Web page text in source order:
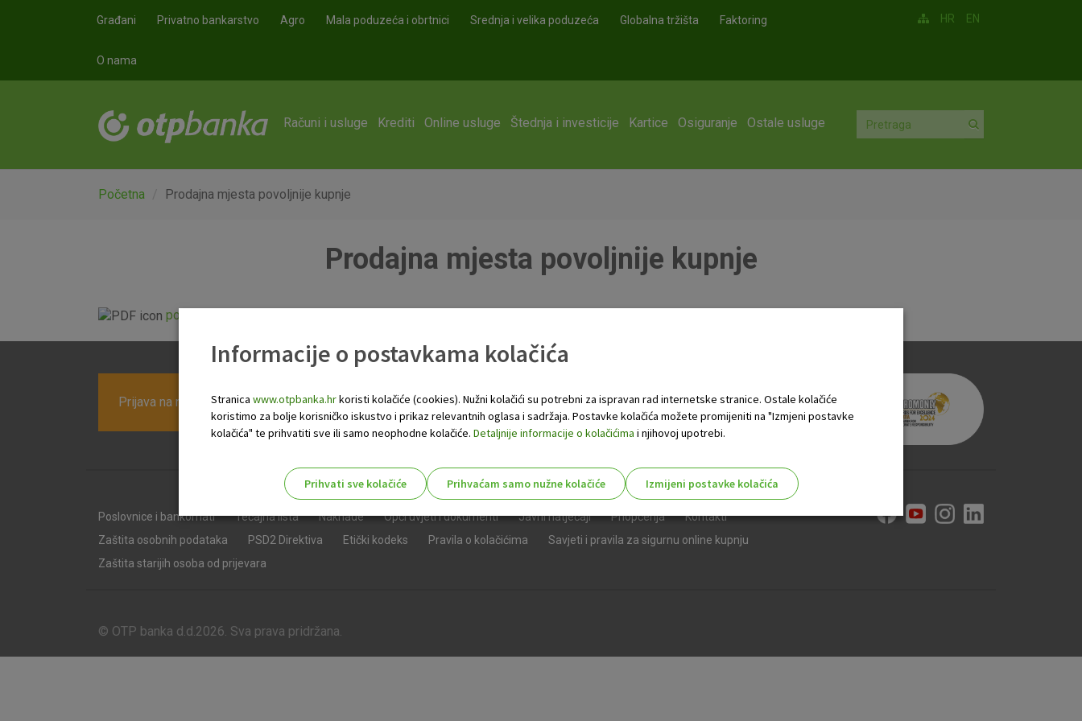
Građani Privatno bankarstvo Agro Mala poduzeća i obrtnici Srednja i velika poduzeća Globalna tržišta Faktoring
O nama
HR EN
Računi i usluge Krediti Online usluge Štednja i investicije Kartice Osiguranje Ostale usluge
Početna Prodajna mjesta povoljnije kupnje
Prodajna mjesta povoljnije kupnje
popis.pdf
Prijava na newsletter OTP banke
Poslovnice i bankomati Tečajna lista Naknade Opći uvjeti i dokumenti Javni natječaji Priopćenja
Kontakti
Zaštita osobnih podataka
PSD2 Direktiva Etički kodeks Pravila o kolačićima
Savjeti i pravila za sigurnu online kupnju
Zaštita starijih osoba od prijevara
© OTP banka d.d.2026. Sva prava pridržana.
Informacije o postavkama kolačića
Stranica www.otpbanka.hrkoristi kolačiće (cookies). Nužni kolačići su potrebni za ispravan rad internetske stranice. Ostale kolačiće
koristimo za bolje korisničko iskustvo i prikaz relevantnih oglasa i sadržaja. Postavke kolačića možete promijeniti na "Izmjeni postavke
kolačića" te prihvatiti sve ili samo neophodne kolačiće. Detaljnije informacije o kolačićima i njihovoj upotrebi.
Prihvati sve kolačiće Prihvaćam samo nužne kolačiće
Izmijeni postavke kolačića